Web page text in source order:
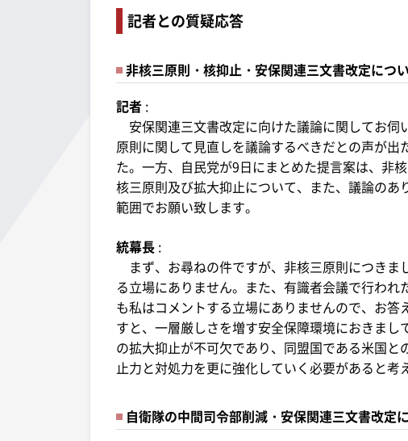
記者との質疑応答
非核三原則・核抑止・安保関連三文書改定につ
記者 :
安保関連三文書改定に向けた議論に関してお伺
原則に関して見直しを議論するべきだとの声が
た。一方、自民党が9日にまとめた提言案は、非
核三原則及び拡大抑止について、また、議論の
範囲でお願い致します。
統幕長 :
まず、お尋ねの件ですが、非核三原則につきま
る立場にありません。また、有識者会議で行わ
も私はコメントする立場にありませんので、お
すと、一層厳しさを増す安全保障環境におきま
の拡大抑止が不可欠であり、同盟国である米国
止力と対処力を更に強化していく必要があると考
自衛隊の中間司令部削減・安保関連三文書改定